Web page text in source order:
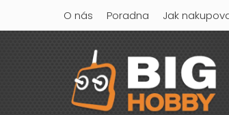
obsah
O nás Poradna Jak